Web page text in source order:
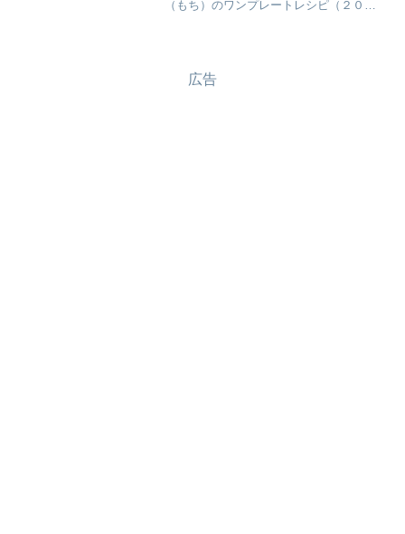
（もち）のワンプレートレシピ（２０２
広告